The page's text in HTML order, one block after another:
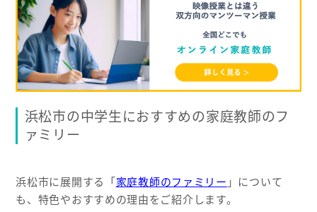
浜松市の中学生におすすめの家庭教師のフ
ァミリー
浜松市に展開する「家庭教師のファミリー 」について
も、特色やおすすめの理由をご紹介します。